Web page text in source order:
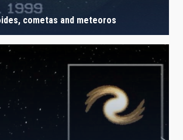
cometas and meteoros